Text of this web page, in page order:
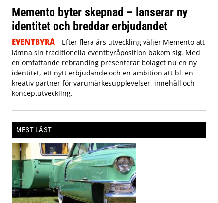
Memento byter skepnad – lanserar ny
identitet och breddar erbjudandet
EVENTBYRÅ
Efter flera års utveckling väljer Memento att
lämna sin traditionella eventbyråposition bakom sig. Med
en omfattande rebranding presenterar bolaget nu en ny
identitet, ett nytt erbjudande och en ambition att bli en
kreativ partner för varumärkesupplevelser, innehåll och
konceptutveckling.
MEST LÄST